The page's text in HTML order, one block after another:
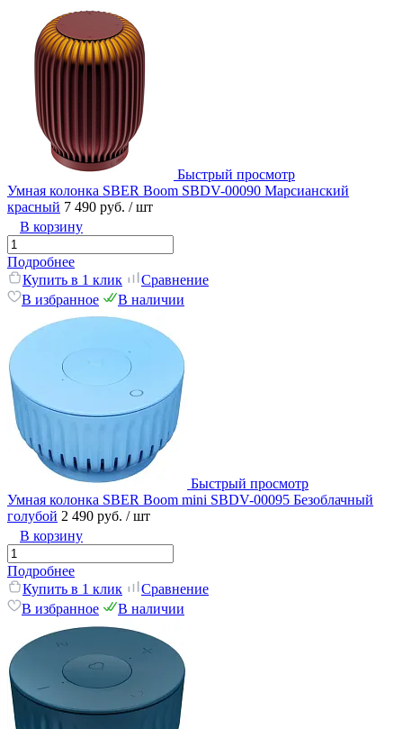
Быстрый просмотр
Умная колонка SBER Boom SBDV-00090 Марсианский
красный 7 490 руб. / шт
В корзину
Подробнее
Купить в 1 клик
Сравнение
В избранное
В наличии
Быстрый просмотр
Умная колонка SBER Boom mini SBDV-00095 Безоблачный
голубой 2 490 руб. / шт
В корзину
Подробнее
Купить в 1 клик
Сравнение
В избранное
В наличии